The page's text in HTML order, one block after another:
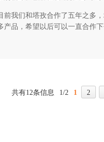
前我们和塔孜合作了五年之多
产品，希望以后可以一直合作
共有12条信息 1/2 1 2